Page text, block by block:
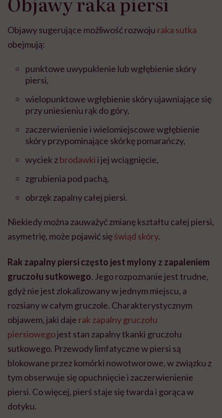
Objawy sugerujące możliwość rozwoju raka sutka
obejmują:
punktowe uwypuklenie lub wgłębienie skóry
piersi,
wielopunktowe wgłębienie skóry ujawniające się
przy uniesieniu rąk do góry,
zaczerwienienie i wielomiejscowe wgłębienie
skóry przypominające skórkę pomarańczy,
wyciek zbrodawkii jej wciągnięcie,
zgrubienia pod pachą,
obrzęk zapalny całej piersi.
Niekiedy można zauważyć zmianę kształtu całej piersi,
asymetrię, może pojawić sięświąd skóry.
Rak zapalny piersi często jest mylony z zapaleniem
gruczołu sutkowego. Jego rozpoznanie jest trudne,
gdyż nie jest zlokalizowany w jednym miejscu, a
rozsiany w całym gruczole. Charakterystycznym
objawem, jaki daje rak zapalny gruczołu
piersiowegojest stan zapalny tkanki gruczołu
sutkowego. Przewody limfatyczne w piersi są
blokowane przez komórki nowotworowe, w związku z
tym obserwuje się opuchnięcie i zaczerwienienie
piersi. Co więcej, pierś staje się twarda i gorąca w
dotyku.